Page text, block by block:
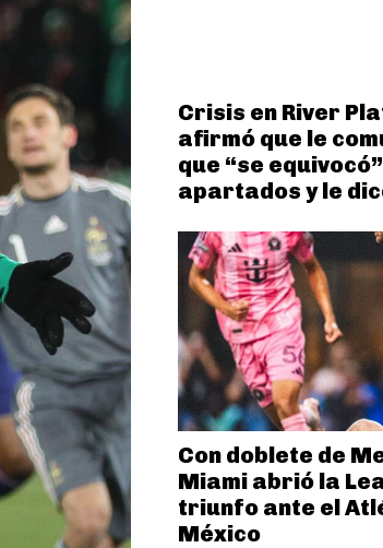
Crisis en River
afirmó que le
que “se
apartados y le
Con doblete de
Miami abrió la
triunfo ante el
México